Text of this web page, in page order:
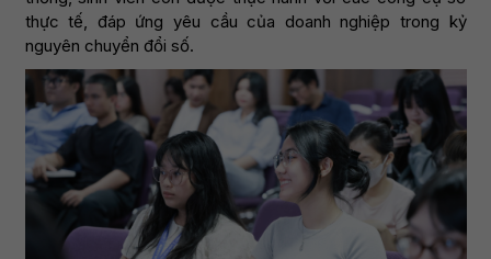
thực tế, đáp ứng yêu cầu của doanh nghiệp trong kỷ
nguyên chuyển đổi số.